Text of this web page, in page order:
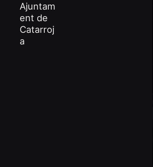
Ajuntam
ent de
Catarroj
a